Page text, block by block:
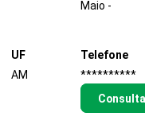
Maio -
UF
AM
Telefone
**********